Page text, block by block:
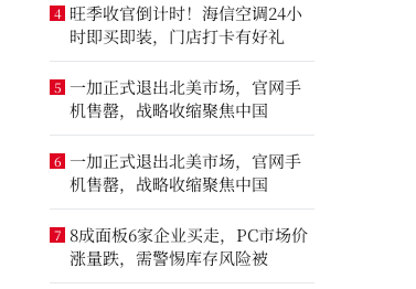
4 旺季收官倒计时！海信空调24小
时即买即装，门店打卡有好礼
5 一加正式退出北美市场，官网手
机售罄，战略收缩聚焦中国
6 一加正式退出北美市场，官网手
机售罄，战略收缩聚焦中国
7 8成面板6家企业买走，PC市场价
涨量跌，需警惕库存风险被